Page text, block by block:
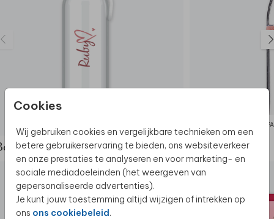
Cookies
Wij gebruiken cookies en vergelijkbare technieken om een
betere gebruikerservaring te bieden, ons websiteverkeer
en onze prestaties te analyseren en voor marketing- en
sociale mediadoeleinden (het weergeven van
gepersonaliseerde advertenties).
Je kunt jouw toestemming altijd wijzigen of intrekken op
ons ons cookiebeleid.
de complete set